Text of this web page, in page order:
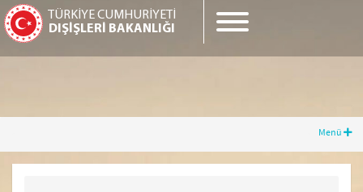
TÜRKİYE CUMHURİYETİ
DIŞİŞLERİ BAKANLIĞI
Menü